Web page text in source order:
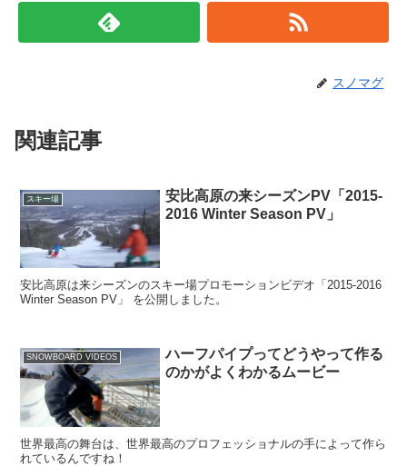
スノマグ
関連記事
スキー場
安比高原の来シーズンPV「2015-
2016 Winter Season PV」
安比高原は来シーズンのスキー場プロモーションビデオ「2015-2016
Winter Season PV」 を公開しました。
SNOWBOARD VIDEOS
ハーフパイプってどうやって作る
のかがよくわかるムービー
世界最高の舞台は、世界最高のプロフェッショナルの手によって作ら
れているんですね！